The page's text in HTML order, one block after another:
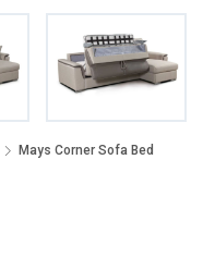
Mays Corner Sofa Bed